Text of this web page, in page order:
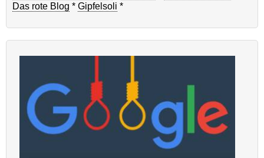
Das rote Blog * Gipfelsoli *